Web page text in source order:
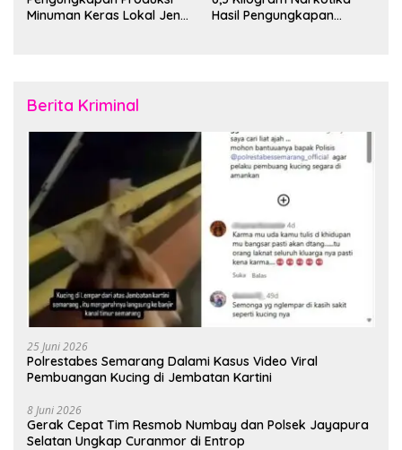
Minuman Keras Lokal Jenis
Hasil Pengungkapan
Berita Kriminal
25 Juni 2026
Polrestabes Semarang Dalami Kasus Video Viral
Pembuangan Kucing di Jembatan Kartini
8 Juni 2026
Gerak Cepat Tim Resmob Numbay dan Polsek Jayapura
Selatan Ungkap Curanmor di Entrop